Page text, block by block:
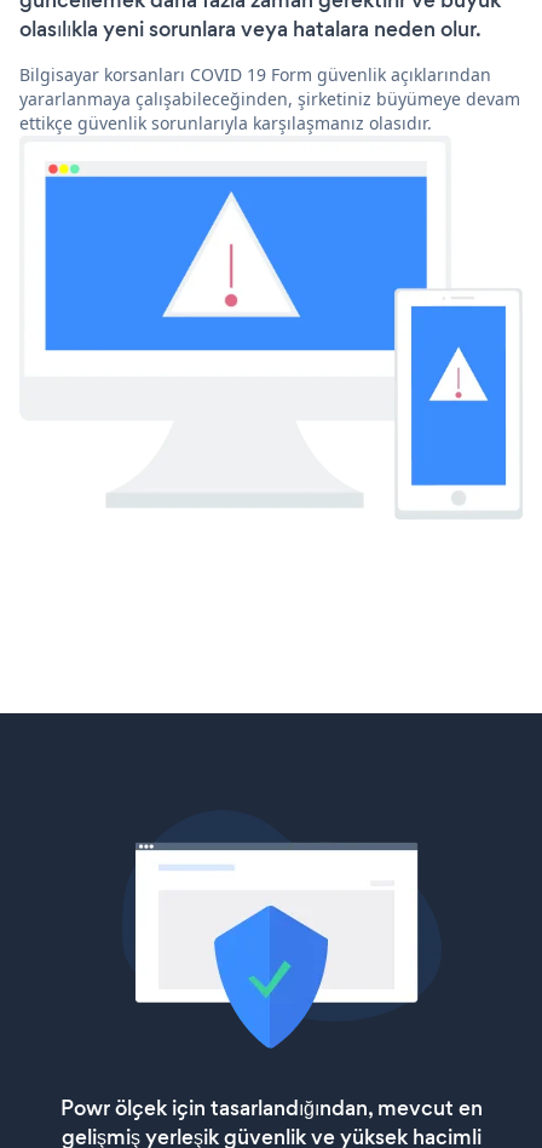
olasılıkla yeni sorunlara veya hatalara neden olur.
Bilgisayar korsanları COVID 19 Form güvenlik açıklarından
yararlanmaya çalışabileceğinden, şirketiniz büyümeye devam
ettikçe güvenlik sorunlarıyla karşılaşmanız olasıdır.
Powr ölçek için tasarlandığından, mevcut en
gelişmiş yerleşik güvenlik ve yüksek hacimli